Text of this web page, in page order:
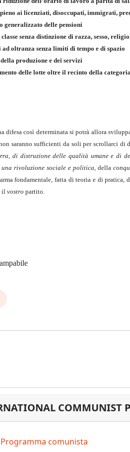
ai licenziati, disoccupati, immigrati,
generalizzato delle pensioni
senza distinzione di razza, sesso,
ad oltranza senza limiti di tempo e di spazio
produzione e dei servizi
delle lotte oltre il recinto della
difesa così determinata si potrà allora
saranno sufficienti da soli per scrollarci di
di distruzione delle qualità umane e di
una rivoluzione sociale e politica , della
fondamentale, fatta di teoria e di
il vostro partito.
COMMUNIST